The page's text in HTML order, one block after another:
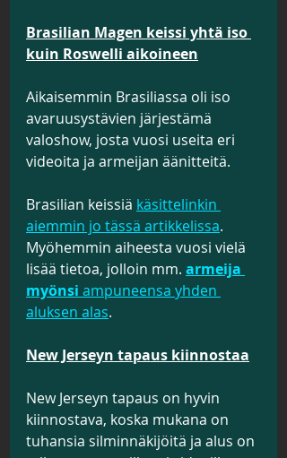
Brasilian Magen keissi yhtä iso
kuin Roswelli aikoineen
Aikaisemmin Brasiliassa oli iso
avaruusystävien järjestämä
valoshow, josta vuosi useita eri
videoita ja armeijan äänitteitä.
Brasilian keissiä käsittelinkin
aiemmin jo tässä artikkelissa.
Myöhemmin aiheesta vuosi vielä
lisää tietoa, jolloin mm. armeija
myönsi ampuneensa yhden
aluksen alas.
New Jerseyn tapaus kiinnostaa
New Jerseyn tapaus on hyvin
kiinnostava, koska mukana on
tuhansia silminnäkijöitä ja alus on